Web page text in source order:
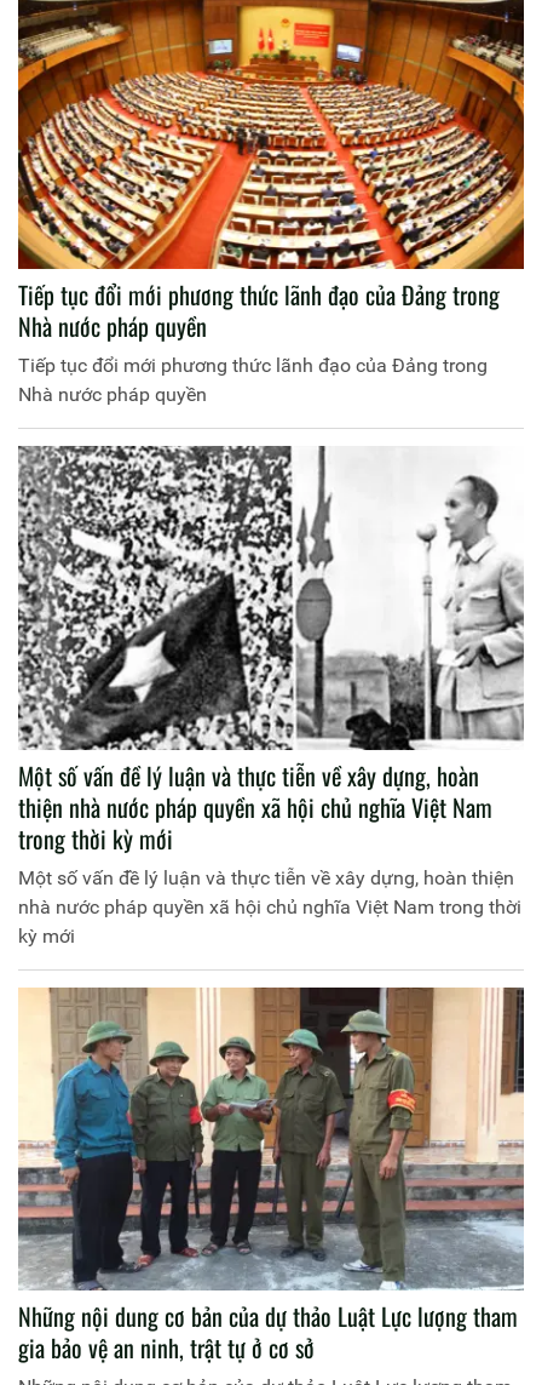
Tiếp tục đổi mới phương thức lãnh đạo của Đảng trong
Nhà nước pháp quyền
Tiếp tục đổi mới phương thức lãnh đạo của Đảng trong
Nhà nước pháp quyền
Một số vấn đề lý luận và thực tiễn về xây dựng, hoàn
thiện nhà nước pháp quyền xã hội chủ nghĩa Việt Nam
trong thời kỳ mới
Một số vấn đề lý luận và thực tiễn về xây dựng, hoàn thiện
nhà nước pháp quyền xã hội chủ nghĩa Việt Nam trong thời
kỳ mới
Những nội dung cơ bản của dự thảo Luật Lực lượng tham
gia bảo vệ an ninh, trật tự ở cơ sở